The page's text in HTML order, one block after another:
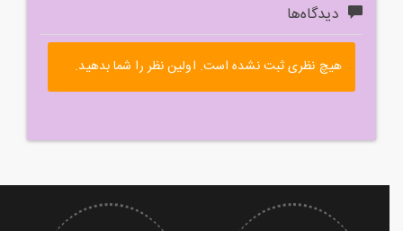
دیدگاه‌ها
هیچ نظری ثبت نشده است. اولین نظر را شما بدهید.